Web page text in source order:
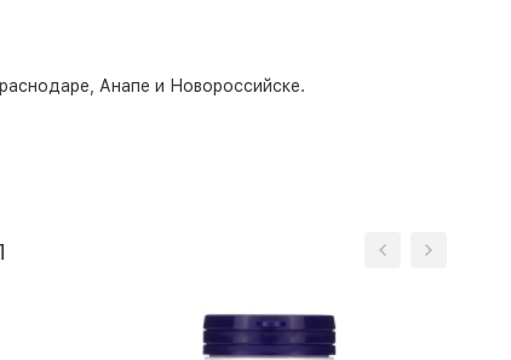
Анапе и Новороссийске.